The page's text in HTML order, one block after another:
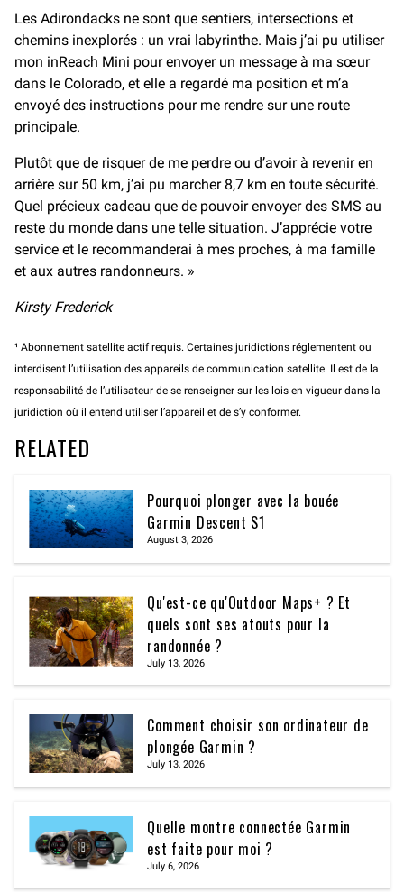
Les Adirondacks ne sont que sentiers, intersections et
chemins inexplorés : un vrai labyrinthe. Mais j’ai pu utiliser
mon inReach Mini pour envoyer un message à ma sœur
dans le Colorado, et elle a regardé ma position et m’a
envoyé des instructions pour me rendre sur une route
principale.
Plutôt que de risquer de me perdre ou d’avoir à revenir en
arrière sur 50 km, j’ai pu marcher 8,7 km en toute sécurité.
Quel précieux cadeau que de pouvoir envoyer des SMS au
reste du monde dans une telle situation. J’apprécie votre
service et le recommanderai à mes proches, à ma famille
et aux autres randonneurs. »
Kirsty Frederick
¹ Abonnement satellite actif requis. Certaines juridictions réglementent ou
interdisent l’utilisation des appareils de communication satellite. Il est de la
responsabilité de l’utilisateur de se renseigner sur les lois en vigueur dans la
juridiction où il entend utiliser l’appareil et de s’y conformer.
RELATED
Pourquoi plonger avec la bouée
Garmin Descent S1
August 3, 2026
Qu'est-ce qu'Outdoor Maps+ ? Et
quels sont ses atouts pour la
randonnée ?
July 13, 2026
Comment choisir son ordinateur de
plongée Garmin ?
July 13, 2026
Quelle montre connectée Garmin
est faite pour moi ?
July 6, 2026